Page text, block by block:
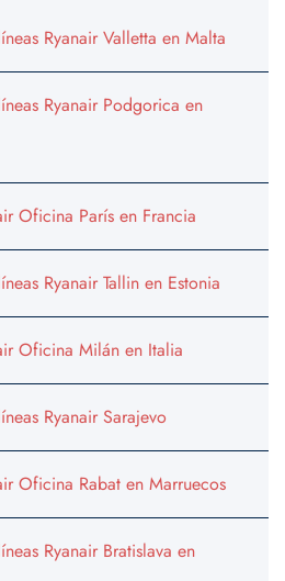
Ryanair Valletta en Malta
Ryanair Podgorica en
Oficina París en Francia
Ryanair Tallin en Estonia
Oficina Milán en Italia
Ryanair Sarajevo
Oficina Rabat en Marruecos
Ryanair Bratislava en